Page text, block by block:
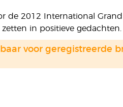
de 2012 International
in positieve gedachten.
voor geregistreerde